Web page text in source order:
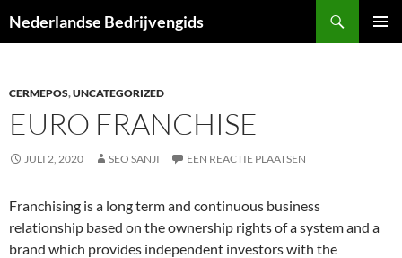
naar
Nederlandse Bedrijvengids
CERMEPOS,UNCATEGORIZED
EURO FRANCHISE
JULI 2, 2020 SEO SANJI EEN REACTIE PLAATSEN
Franchising is a long term and continuous business
relationship based on the ownership rights of a system and a
brand which provides independent investors with the